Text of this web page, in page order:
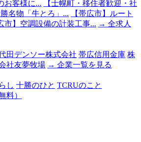
お客様に...
【士幌町・移住者歓迎・社
名物「牛とろ」...
【帯広市】ルート
市】空調設備の計装工事... → 全求人
田デンソー株式会社 帯広信用金庫 株
社友夢牧場 → 企業一覧を見る
し 十勝のひと TCRUのこと
料）